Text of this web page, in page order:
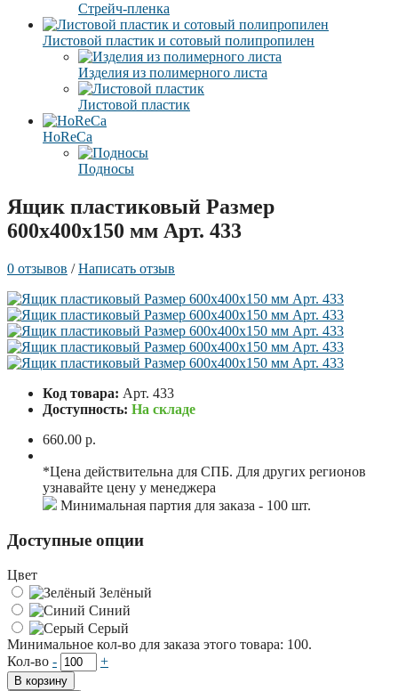
Стрейч-пленка
Листовой пластик и сотовый полипропилен
Изделия из полимерного листа
Листовой пластик
HoReCa
Подносы
Ящик пластиковый Размер
600x400x150 мм Арт. 433
0 отзывов /Написать отзыв
Код товара: Арт. 433
Доступность: На складе
660.00 р.
*Цена действительна для СПБ. Для других регионов
узнавайте цену у менеджера
Минимальная партия для заказа - 100 шт.
Доступные опции
Цвет
Зелёный
Синий
Серый
Минимальное кол-во для заказа этого товара: 100.
Кол-во - +
В корзину